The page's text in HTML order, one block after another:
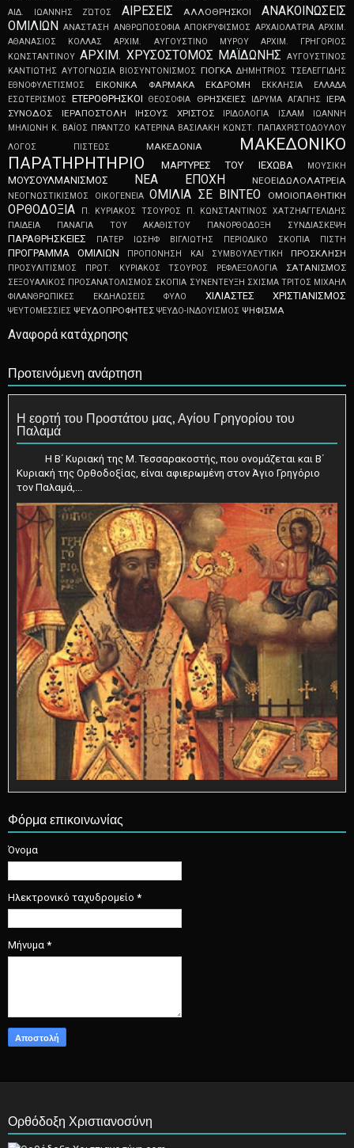
ΑΙΔ. ΙΩΑΝΝΗΣ ΖΏΤΟΣ ΑΙΡΕΣΕΙΣ ΑΛΛΟΘΡΗΣΚΟΙ
ΑΝΑΚΟΙΝΩΣΕΙΣ
ΟΜΙΛΙΩΝ
ΑΝΑΣΤΑΣΗ ΑΝΘΡΩΠΟΣΟΦΙΑ ΑΠOKPYΦIΣMOΣ ΑΡΧΑΙΟΛΑΤΡΙΑ ΑΡΧΙΜ.
ΑΘΑΝΑΣΙΟΣ ΚΟΛΛΑΣ
ΑΡΧΙΜ. ΑΥΓΟΥΣΤΙΝΟ ΜΥΡΟΥ
ΑΡΧΙΜ. ΓΡΗΓΟΡΙΟΣ
ΚΩΝΣΤΑΝΤΙΝΟΥ ΑΡΧΙΜ. ΧΡΥΣΟΣΤΟΜΟΣ ΜΑΪΔΩΝΗΣ
ΑΥΓΟΥΣΤΙΝΟΣ
ΚΑΝΤΙΩΤΗΣ ΑΥΤΟΓΝΩΣΙΑ ΒΙΟΣΥΝΤΟΝΙΣΜΟΣ ΓΙΟΓΚΑ ΔΗΜΗΤΡΙΟΣ ΤΣΕΛΕΓΓΙΔΗΣ
ΕΘΝΟΦΥΛΕΤΙΣΜΟΣ
ΕΙΚΟΝΙΚΑ ΦΑΡΜΑΚΑ ΕΚΔΡΟΜΗ ΕΚΚΛΗΣΙΑ
ΕΛΛΑΔΑ
ΕΣΩΤΕΡΙΣΜΟΣ ΕΤΕΡΟΘΡΗΣΚΟΙ ΘΕΟΣΟΦΙΑ ΘΡΗΣΚΕΙΕΣ ΙΔΡΥΜΑ ΑΓΑΠΗΣ ΙΕΡΑ
ΣΥΝΟΔΟΣ
ΙΕΡΑΠΟΣΤΟΛΗ ΙΗΣΟΥΣ ΧΡΙΣΤΟΣ ΙΡΙΔΟΛΟΓΙΑ ΙΣΛΑΜ
ΙΩΑΝΝΗ
ΜΗΛΙΩΝΗ Κ. ΒΑΪΟΣ ΠΡΑΝΤΖΟ ΚΑΤΕΡΙΝΑ ΒΑΣΙΛΑΚΗ ΚΩΝΣΤ. ΠΑΠΑΧΡΙΣΤΟΔΟΥΛΟΥ
ΛΟΓΟΣ ΠΙΣΤΕΩΣ
ΜΑΚΕΔΟΝΙΑ
ΜΑΚΕΔΟΝΙΚΟ
ΠΑΡΑΤΗΡΗΤΗΡΙΟ
ΜΑΡΤΥΡΕΣ ΤΟΥ ΙΕΧΩΒΑ ΜΟΥΣΙΚΗ
ΜΟΥΣΟΥΛΜΑΝΙΣΜΟΣ ΝΕΑ ΕΠΟΧΗ ΝΕΟEIΔΩΛOΛATPEIA
ΝΕΟΓNΩΣTIKIΣMOΣ ΟΙΚΟΓΕΝΕΙΑ ΟΜΙΛΙΑ ΣΕ ΒΙΝΤΕΟ ΟΜΟΙΟΠΑΘΗΤΙΚΗ
ΟΡΘΟΔΟΞΙΑ Π. ΚΥΡΙΑΚΟΣ ΤΣΟΥΡΟΣ
Π. ΚΩΝΣΤΑΝΤΙΝΟΣ ΧΑΤΖΗΑΓΓΕΛΙΔΗΣ
ΠΑΙΔΕΙΑ
ΠΑΝΑΓΙΑ ΤΟΥ ΑΚΑΘΙΣΤΟΥ ΠΑΝΟΡΘΟΔΟΞΗ ΣΥΝΔΙΑΣΚΕΨΗ
ΠΑΡΑΘΡΗΣΚΕΙΕΣ ΠΑΤΕΡ ΙΩΣΗΦ ΒΙΓΛΙΩΤΗΣ ΠΕΡΙΟΔΙΚΟ ΣΚΟΠΙΑ ΠΙΣΤΗ
ΠΡΟΓΡΑΜΜΑ ΟΜΙΛΙΩΝ ΠΡΟΠΟΝΗΣΗ ΚΑΙ ΣΥΜΒΟΥΛΕΥΤΙΚΗ ΠΡΟΣΚΛΗΣΗ
ΠΡΟΣΥΛΙΤΙΣΜΟΣ ΠΡΩΤ. ΚΥΡΙΑΚΟΣ ΤΣΟΥΡΟΣ ΡΕΦΛΕΞΟΛΟΓΙΑ ΣΑΤΑΝΙΣΜΟΣ
ΣΕΞΟΥΑΛΙΚΟΣ ΠΡΟΣΑΝΑΤΟΛΙΣΜΟΣ ΣΚΟΠΙΑ ΣΥΝΕΝΤΕΥΞΗ ΣΧΙΣΜΑ ΤΡΙΤΟΣ ΜΙΧΑΗΛ
ΦΙΛΑΝΘΡΩΠΙΚΕΣ ΕΚΔΗΛΩΣΕΙΣ
ΦΥΛΟ ΧΙΛΙΑΣΤΕΣ ΧΡΙΣΤΙΑΝΙΣΜΟΣ
ΨEYTOMEΣΣIEΣ ΨEYΔOΠPOΦHTEΣ ΨΕΥΔΟ-ΙΝΔΟΥΙΣΜΟΣ ΨΗΦΙΣΜΑ
Αναφορά κατάχρησης
Προτεινόμενη ανάρτηση
Η εορτή του Προστάτου μας, Αγίου Γρηγορίου του
Παλαμά
Η Β΄ Κυριακή της Μ. Τεσσαρακοστής, που ονομάζεται και Β΄
Κυριακή της Ορθοδοξίας, είναι αφιερωμένη στον Άγιο Γρηγόριο
τον Παλαμά,...
Φόρμα επικοινωνίας
Όνομα
Ηλεκτρονικό ταχυδρομείο *
Μήνυμα *
Ορθόδοξη Χριστιανοσύνη